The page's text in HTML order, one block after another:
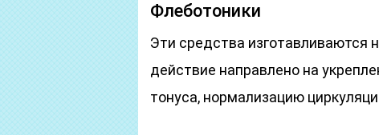
Флеботоники
Эти средства изготавливаются
действие направлено на
тонуса, нормализацию